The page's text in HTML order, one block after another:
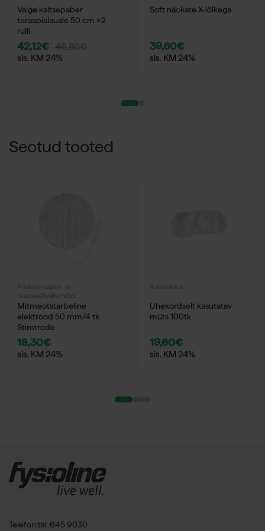
Valge kaitsepaber
teraapialauale 50 cm ×2
rulli
46,80€
Algne
42,12€
Current
sis. KM 24%
Soft näokate X-lõikega
39,60€
sis. KM 24%
Seotud tooted
Füsioteraapia- ja
massaaživahendid
Mitmeotstarbeline
elektrood 50 mm/4 tk
Stimtrode
18,30€
sis. KM 24%
Iluhooldus
Ühekordselt kasutatav
müts 100tk
19,60€
sis. KM 24%
Telefonitsi: 645 9030